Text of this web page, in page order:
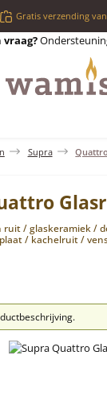
Gratis verzending
vraag?
Supra Quattro
/ glaskeramiek /
/ kachelruit /
overslaan